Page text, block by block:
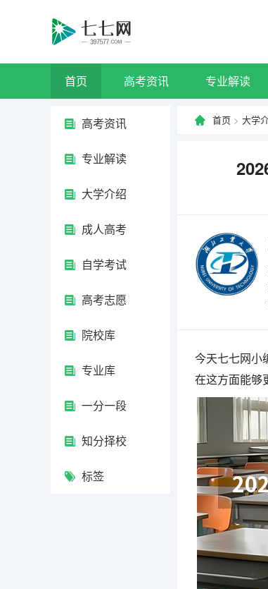
首页 高考资讯 专业解读
高考资讯
专业解读
大学介绍
成人高考
自学考试
高考志愿
院校库
专业库
一分一段
知分择校
标签
首页 > 大学
今天七七网小
在这方面能够